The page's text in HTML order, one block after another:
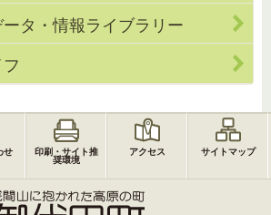
タ・情報ライブラリー
せ
印刷・サイト推
奨環境
アクセス サイトマップ